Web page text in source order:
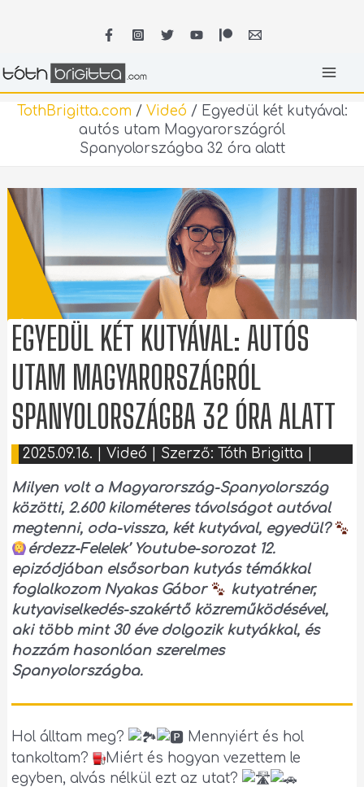
TothBrigitta.com / Videó / Egyedül két kutyával:
autós utam Magyarországról
Spanyolországba 32 óra alatt
EGYEDÜL KÉT KUTYÁVAL: AUTÓS
UTAM MAGYARORSZÁGRÓL
SPANYOLORSZÁGBA 32 ÓRA ALATT
2025.09.16. Videó | Szerző: Tóth Brigitta
Milyen volt a Magyarország-Spanyolország
közötti, 2.600 kilométeres távolságot autóval
megtenni, oda-vissza, két kutyával, egyedül?
érdezz-Felelek’ Youtube-sorozat 12.
epizódjában elsősorban kutyás témákkal
foglalkozom Nyakas Gábor
kutyatréner,
kutyaviselkedés-szakértő közreműködésével,
aki több mint 30 éve dolgozik kutyákkal, és
hozzám hasonlóan szerelmes
Spanyolországba.
Hol álltam meg? Mennyiért és hol
tankoltam?
Miért és hogyan vezettem le
egyben, alvás nélkül ezt az utat?